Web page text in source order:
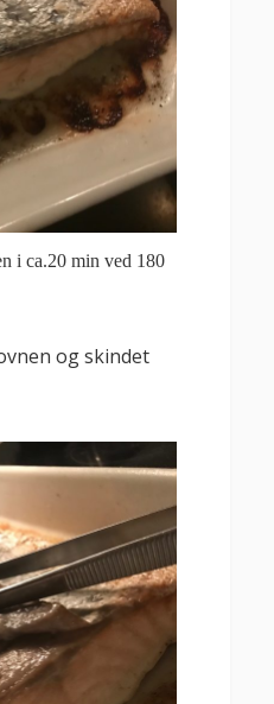
i ca.20 min ved 180
og skindet